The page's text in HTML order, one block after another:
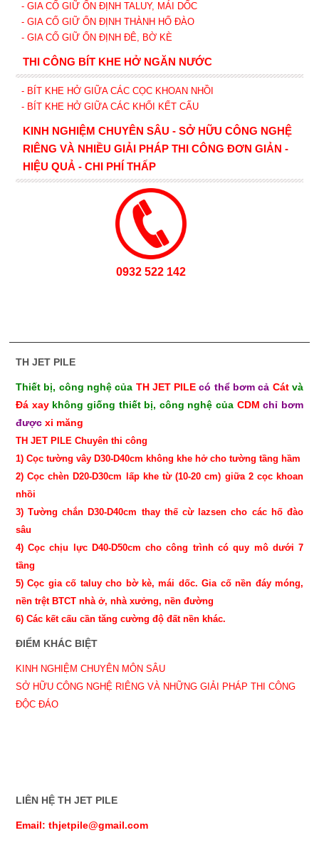
- GIA CỐ GIỮ ỔN ĐỊNH TALUY, MÁI DỐC
- GIA CỐ GIỮ ỔN ĐỊNH THÀNH HỐ ĐÀO
- GIA CỐ GIỮ ỔN ĐỊNH ĐÊ, BỜ KÈ
THI CÔNG BÍT KHE HỞ NGĂN NƯỚC
- BÍT KHE HỞ GIỮA CÁC CỌC KHOAN NHỒI
- BÍT KHE HỞ GIỮA CÁC KHỐI KẾT CẤU
KINH NGHIỆM CHUYÊN SÂU - SỞ HỮU CÔNG NGHỆ
RIÊNG VÀ NHIỀU GIẢI PHÁP THI CÔNG ĐƠN GIẢN -
HIỆU QUẢ - CHI PHÍ THẤP
0932 522 142
TH JET PILE
Thiết bị, công nghệ của TH JET PILE có thể bơm cả Cátvà
Đá xaykhông giống thiết bị, công nghệ của CDMchỉ bơm
được xi măng
TH JET PILE Chuyên thi công
1) Cọc tường vây D30-D40cm không khe hở cho tường tầng hầm
2) Cọc chèn D20-D30cm lấp khe từ (10-20 cm) giữa 2 cọc khoan
nhồi
3) Tường chắn D30-D40cm thay thế cừ lazsen cho các hố đào
sâu
4) Cọc chịu lực D40-D50cm cho công trình có quy mô dưới 7
tầng
5) Cọc gia cố taluy cho bờ kè, mái dốc. Gia cố nền đáy móng,
nền trệt BTCT nhà ở, nhà xưởng, nền đường
6) Các kết cấu cần tăng cường độ đất nền khác.
ĐIỂM KHÁC BIỆT
KINH NGHIỆM CHUYÊN MÔN SÂU
SỞ HỮU CÔNG NGHỆ RIÊNG VÀ NHỮNG GIẢI PHÁP THI CÔNG
ĐỘC ĐÁO
LIÊN HỆ TH JET PILE
Email: thjetpile@gmail.com